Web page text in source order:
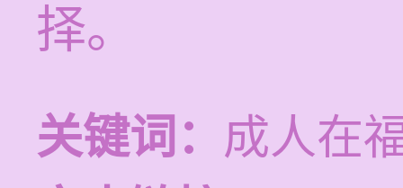
择。
关键词： 成人在